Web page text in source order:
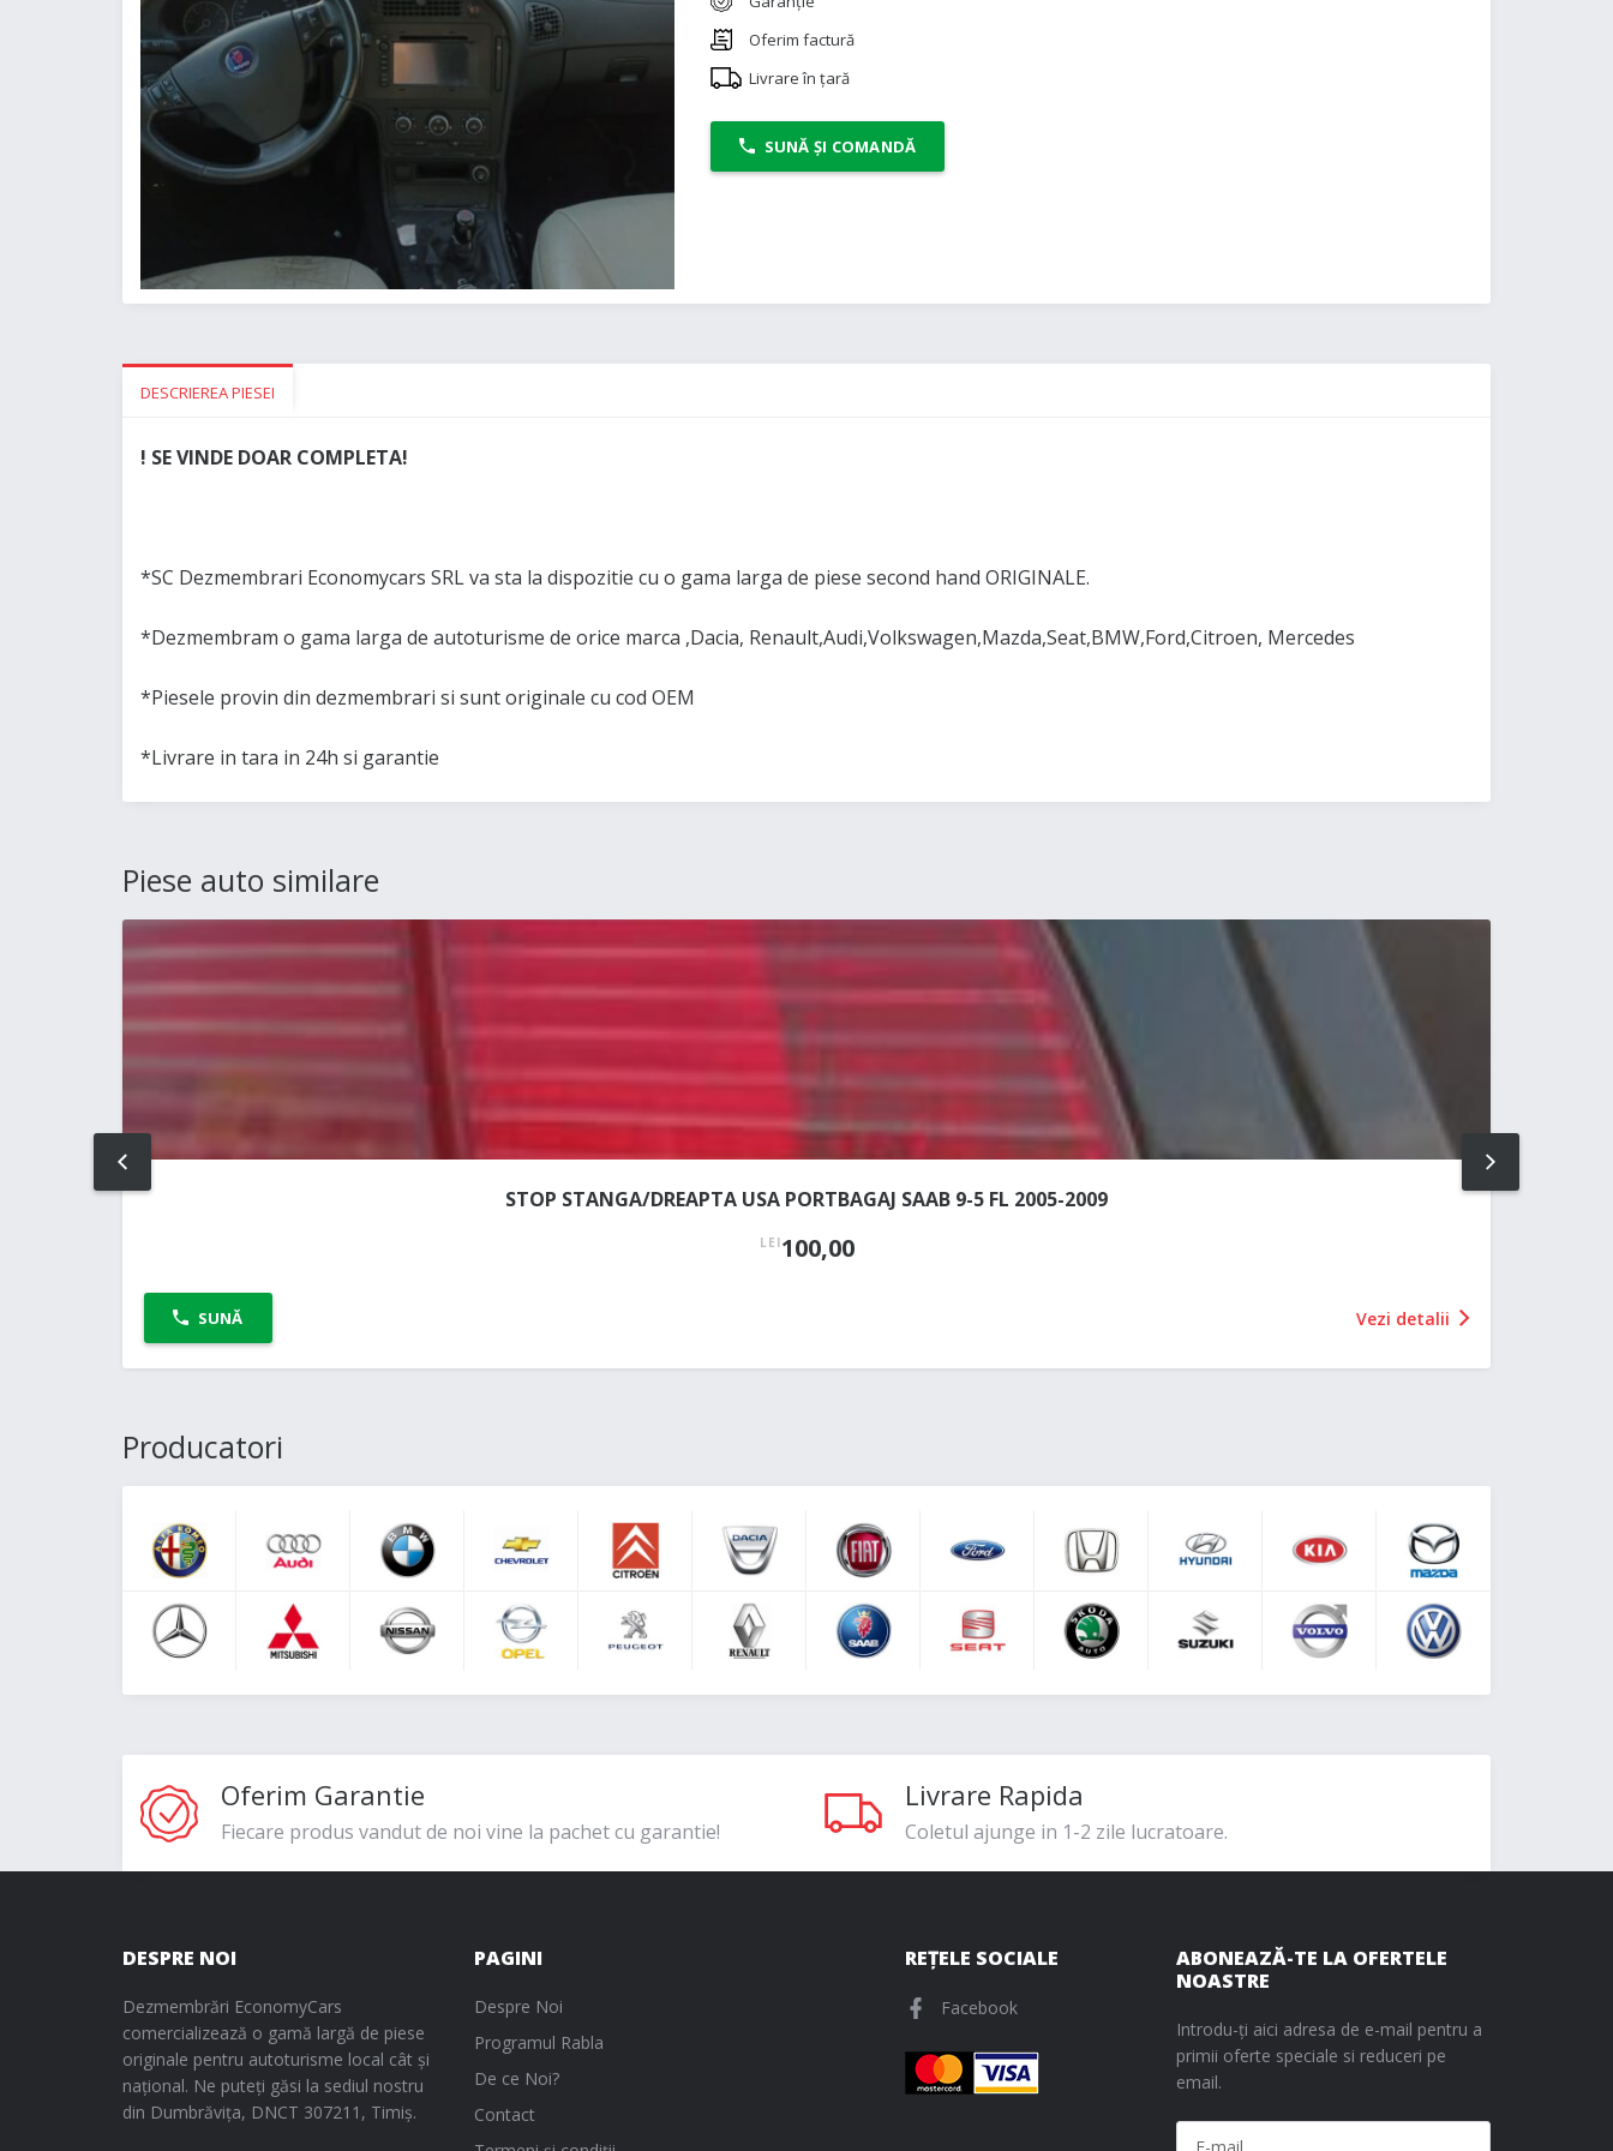
Oferim factură
Livrare în țară
SUNĂ ȘI COMANDĂ
DESCRIEREA PIESEI
! SE VINDE DOAR COMPLETA!
*SC Dezmembrari Economycars SRL va sta la dispozitie cu o gama larga de piese second hand ORIGINALE.
*Dezmembram o gama larga de autoturisme de orice marca ,Dacia, Renault,Audi,Volkswagen,Mazda,Seat,BMW,Ford,Citroen, Mercedes
*Piesele provin din dezmembrari si sunt originale cu cod OEM
*Livrare in tara in 24h si garantie
Piese auto similare
STOP STANGA/DREAPTA USA PORTBAGAJ SAAB 9-5 FL 2005-2009
LEI100,00
SUNĂ Vezi detalii
PREV NEXT
Producatori
Oferim Garantie
Fiecare produs vandut de noi vine la pachet cu garantie!
Livrare Rapida
Coletul ajunge in 1-2 zile lucratoare.
DESPRE NOI
Dezmembrări EconomyCars
comercializează o gamă largă de piese
originale pentru autoturisme local cât și
național. Ne puteți găsi la sediul nostru
din Dumbrăvița, DNCT 307211, Timiș.
PAGINI
Despre Noi
Programul Rabla
De ce Noi?
Contact
REȚELE SOCIALE
Facebook
ABONEAZĂ-TE LA OFERTELE
NOASTRE
Introdu-ți aici adresa de e-mail pentru a
primii oferte speciale si reduceri pe
email.